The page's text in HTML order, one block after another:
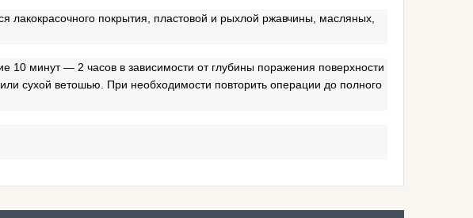
лакокрасочного покрытия, пластовой и рыхлой ржавчины, масляных,
минут — 2 часов в зависимости от глубины поражения поверхности
сухой ветошью. При необходимости повторить операции до полного